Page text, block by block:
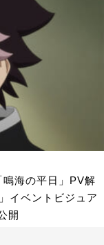
鳴海の平日」PV解
イベントビジュア
開